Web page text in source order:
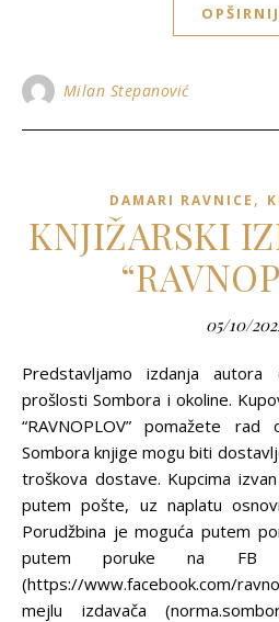
Milan Stepanović
DAMARI RAVNICE ,
KNJIŽARSKI
05/10/
Predstavljamo izdanja autora ovog sajta, posvećena
prošlosti Sombora i okoline.
“RAVNOPLOV” pomažete
Sombora knjige mogu biti
troškova dostave. Kupcima
putem pošte, uz naplatu
Porudžbina je moguća putem
putem poruke na FB
(https://www.facebook.com/
mejlu izdavača